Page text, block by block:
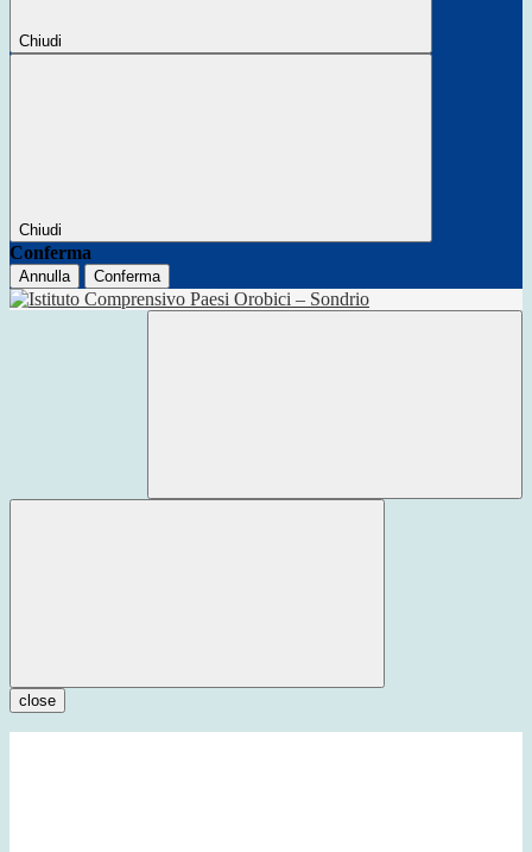
Chiudi
Chiudi
Conferma
Annulla Conferma
close